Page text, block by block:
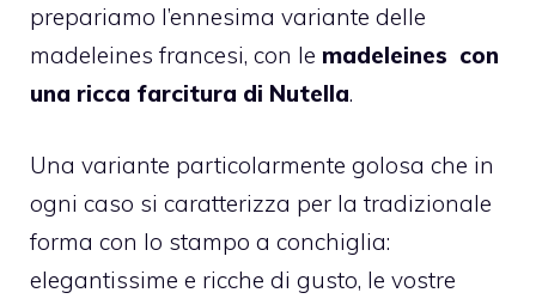
prepariamo l’ennesima variante delle
madeleines francesi, con le madeleines con
una ricca farcitura di Nutella.
Una variante particolarmente golosa che in
ogni caso si caratterizza per la tradizionale
forma con lo stampo a conchiglia:
elegantissime e ricche di gusto, le vostre